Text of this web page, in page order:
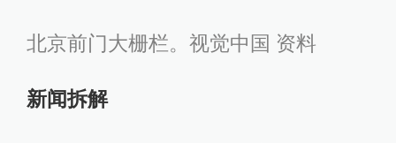
北京前门大栅栏。视觉中国 资料
新闻拆解